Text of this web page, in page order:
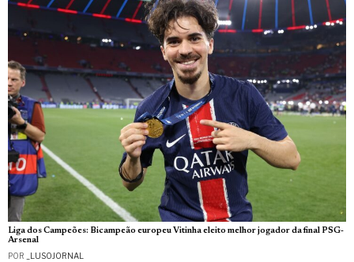
Liga dos Campeões: Bicampeão europeu Vitinha eleito melhor jogador da final PSG-
Arsenal
POR _LUSOJORNAL